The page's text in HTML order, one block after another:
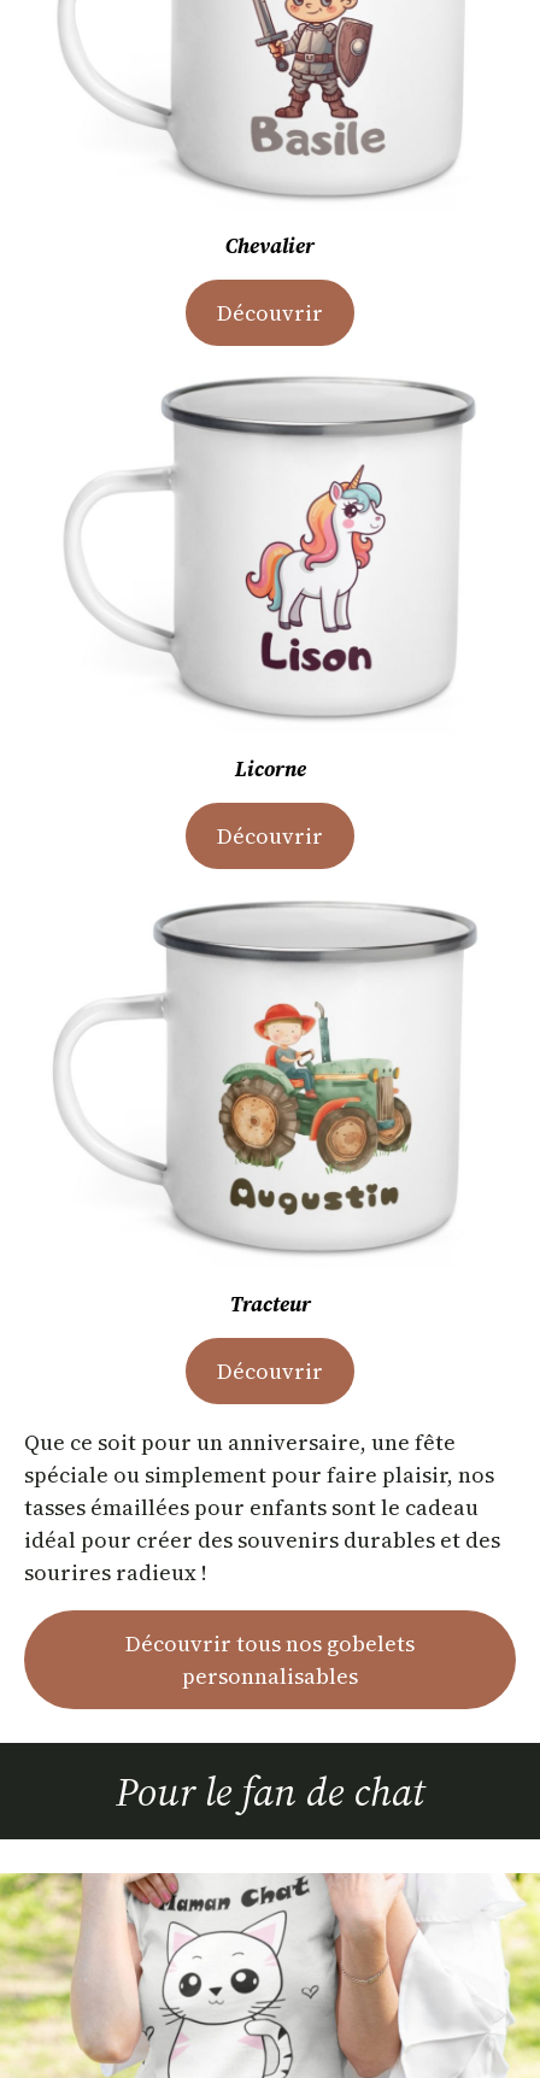
Chevalier
Découvrir
Licorne
Découvrir
Tracteur
Découvrir
Que ce soit pour un anniversaire, une fête
spéciale ou simplement pour faire plaisir, nos
tasses émaillées pour enfants sont le cadeau
idéal pour créer des souvenirs durables et des
sourires radieux !
Découvrir tous nos gobelets
personnalisables
Pour le fan de chat